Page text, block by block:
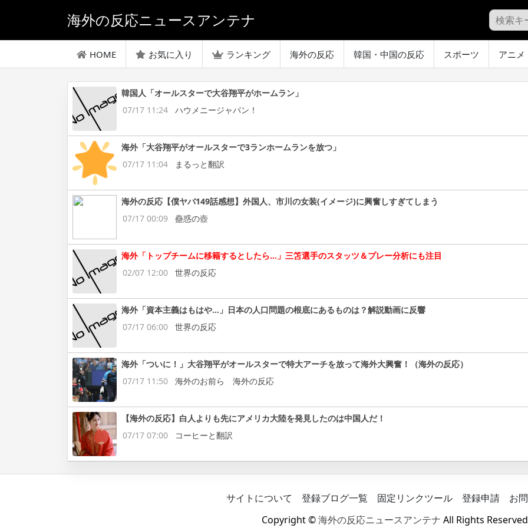
海外の反応ニュースアンテナ
HOME お気に入り ランキング 海外の反応 韓国・中国の反応 スポーツ アニメ
韓国人「オールスターで大谷翔平がホームラン」
07/17 11:24
ハウメニージャパン！
海外「大谷翔平がオールスターで3ランホームランを放つ」
07/17 11:04
まるっと翻訳
海外の反応【僕ヤバ149話感想】外国人、市川の女装(イメージ)に興奮しすぎてしまう
07/17 00:09
蠱惑の壺
海外「トップチームに移籍するとしたら…」三笘選手のスタッツ＆プレー分析にも注目
02/07 12:00
世界の反応
海外「資本主義はもはや…」日本の人口問題の根底にあるものは？解説動画に反響
07/17 06:00
世界の反応
海外「ついに！」大谷翔平がオールスターで特大アーチを放って海外大興奮！（海外の反応）
07/17 11:50
海外のお前ら 海外の反応
【海外の反応】白人よりも先にアメリカ大陸を発見したのは中国人だ！
07/17 07:00
コーヒーと翻訳
サイトについて 登録ブログ一覧 固定リンクツール 登録申請
お
Copyright ©海外の反応ニュースアンテナ All Rights